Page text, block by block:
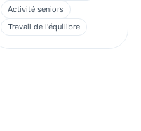
Activité seniors
Travail de l'équilibre